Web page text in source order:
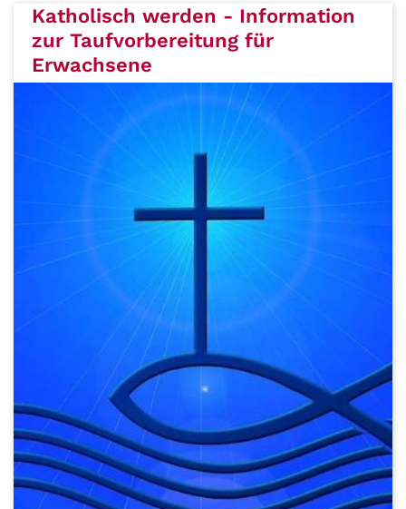
Katholisch werden - Information
zur Taufvorbereitung für
Erwachsene